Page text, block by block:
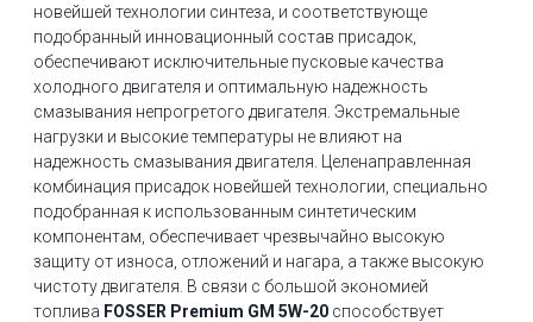
новейшей технологии синтеза, и соответствующе
подобранный инновационный состав присадок,
обеспечивают исключительные пусковые качества
холодного двигателя и оптимальную надежность
смазывания непрогретого двигателя. Экстремальные
нагрузки и высокие температуры не влияют на
надежность смазывания двигателя. Целенаправленная
комбинация присадок новейшей технологии, специально
подобранная к использованным синтетическим
компонентам, обеспечивает чрезвычайно высокую
защиту от износа, отложений и нагара, а также высокую
чистоту двигателя. В связи с большой экономией
топлива FOSSER Premium GM 5W-20 способствует